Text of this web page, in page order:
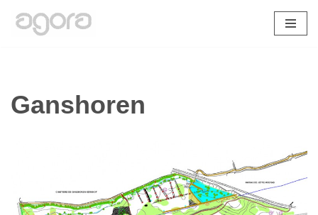
Ganshoren